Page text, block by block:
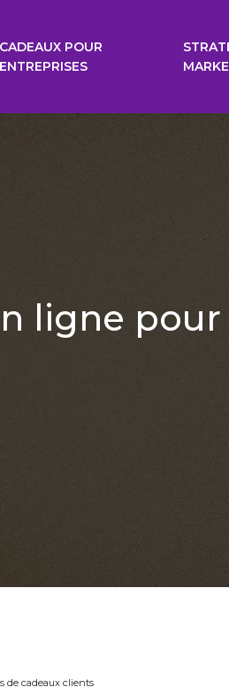
CADEAUX POUR
ENTREPRISES
ligne pour
de cadeaux clients